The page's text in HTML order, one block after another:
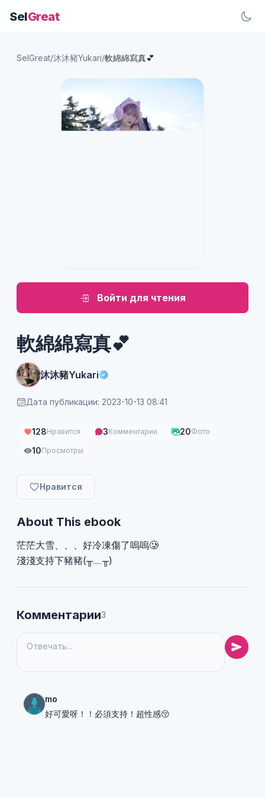
SelGreat
SelGreat/沐沐豬Yukari/軟綿綿寫真💕
Войти для чтения
軟綿綿寫真💕
沐沐豬Yukari
Дата публикации: 2023-10-13 08:41
128Нравится 3Комментарии 20Фото
10Просмотры
Нравится
About This ebook
茫茫大雪、、、好冷凍傷了嗚嗚🥲
淺淺支持下豬豬(╥﹏╥)
Комментарии3
mo
好可愛呀！！必須支持！超性感😚